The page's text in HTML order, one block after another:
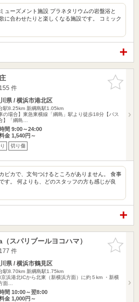
ューズメント施設 プラネタリウムの岩盤浴と
に合わせたりと楽しくなる施設です。 コミック
お気に入
りに追加
件
県 / 横浜市港北区
駅8.25km 新綱島駅1.05km
の場合】東急東横線「綱島」駅より徒歩18分【バス
】「綱島…
間 9:00～24:00
金 1,540円～
切り傷
ピカで、文句つけるところがありません。 食事
す。 何よりも、どのスタッフの方も感じが良
お気に入
りに追加
スパリブールヨコハマ）
件
県 / 横浜市鶴見区
駅8.70km 新綱島駅1.75km
京浜港北ICから北東（新横浜方面）に約５km ・新横
面…
間 10:00～翌8:00
金 1,000円～